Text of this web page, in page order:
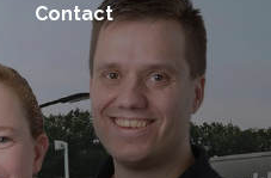
Contact